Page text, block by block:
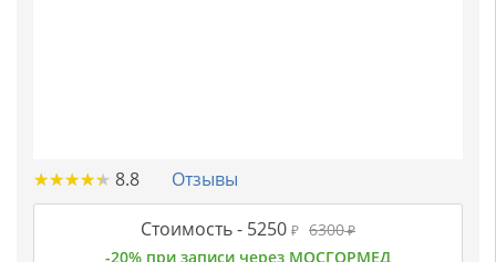
★★★★★
★★★★★ 8.8 Отзывы
Стоимость - 5250 ₽ 6300₽
-20% при записи через МОСГОРМЕД